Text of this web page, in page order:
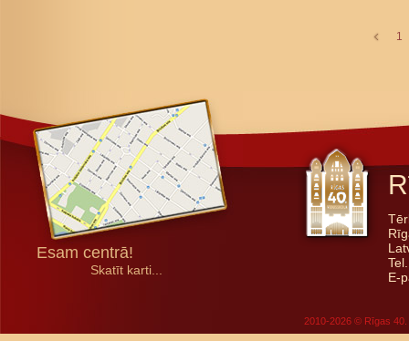
1
Esam centrā!
Skatīt karti...
E-
2010-2026 © Rīgas